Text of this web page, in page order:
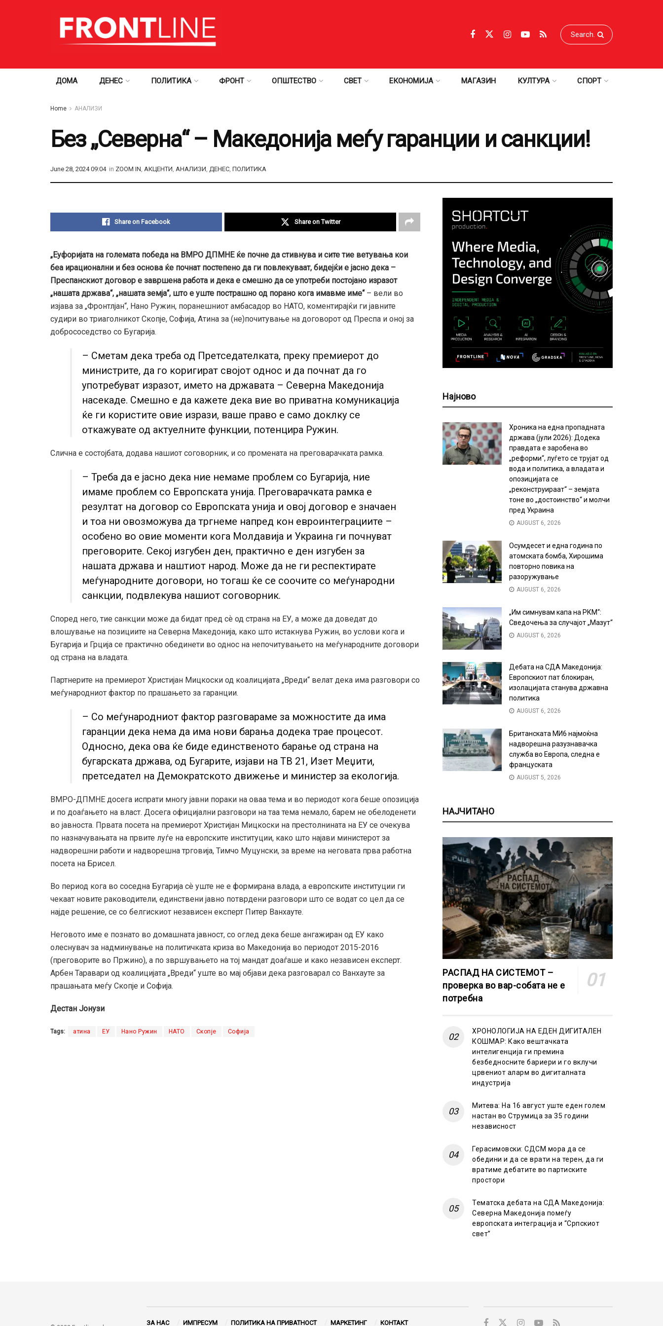
ДОМА ДЕНЕС ПОЛИТИКА ФРОНТ ОПШТЕСТВО СВЕТ ЕКОНОМИЈА МАГАЗИН КУЛТУРА СПОРТ
Home АНАЛИЗИ
Без „Северна“ – Македонија меѓу гаранции и санкции!
June 28, 2024 09:04 in ZOOM IN, АКЦЕНТИ, АНАЛИЗИ, ДЕНЕС, ПОЛИТИКА
Share on Facebook Share on Twitter
„Еуфоријата на големата победа на ВМРО ДПМНЕ ќе почне да стивнува и сите тие ветувања кои
беа ирационални и без основа ќе почнат постепено да ги повлекуваат, бидејќи е јасно дека –
Преспанскиот договор е завршена работа и дека е смешно да се употреби постојано изразот
„нашата држава“, „нашата земја“, што е уште пострашно од порано кога имавме име“ – вели во
изјава за „Фронтлјан“, Нано Ружин, поранешниот амбасадор во НАТО, коментирајќи ги јавните
судири во триаголникот Скопје, Софија, Атина за (не)почитување на договорот од Преспа и оној за
добрососедство со Бугарија.
– Сметам дека треба од Претседателката, преку премиерот до
министрите, да го коригират својот однос и да почнат да го
употребуват изразот, името на државата – Северна Македонија
насекаде. Смешно е да кажете дека вие во приватна комуникација
ќе ги користите овие изрази, ваше право е само доклку се
откажувате од актуелните функции, потенцира Ружин.
Слична е состојбата, додава нашиот соговорник, и со промената на преговарачката рамка.
– Треба да е јасно дека ние немаме проблем со Бугарија, ние
имаме проблем со Европската унија. Преговарачката рамка е
резултат на договор со Европската унија и овој договор е значаен
и тоа ни овозможува да тргнеме напред кон евроинтеграциите –
особено во овие моменти кога Молдавија и Украина ги почнуват
преговорите. Секој изгубен ден, практично е ден изгубен за
нашата држава и наштиот народ. Може да не ги респектирате
меѓународните договори, но тогаш ќе се соочите со меѓународни
санкции, подвлекува нашиот соговорник.
Според него, тие санкции може да бидат пред сѐ од страна на ЕУ, а може да доведат до
влошување на позициите на Северна Македонија, како што истакнува Ружин, во услови кога и
Бугарија и Грција се практично обединети во однос на непочитувањето на меѓународните договори
од страна на владата.
Партнерите на премиерот Христијан Мицкоски од коалицијата „Вреди“ велат дека има разговори со
меѓународниот фактор по прашањето за гаранции.
– Со меѓународниот фактор разговараме за можностите да има
гаранции дека нема да има нови барања додека трае процесот.
Односно, дека ова ќе биде единственото барање од страна на
бугарската држава, од Бугарите, изјави на ТВ 21, Изет Меџити,
претседател на Демократското движење и министер за екологија.
ВМРО-ДПМНЕ досега испрати многу јавни пораки на оваа тема и во периодот кога беше опозиција
и по доаѓањето на власт. Досега официјални разговори на таа тема немало, барем не обелоденети
во јавноста. Првата посета на премиерот Христијан Мицкоски на престолнината на ЕУ се очекува
по назначувањата на првите луѓе на европските институции, како што најави министерот за
надворешни работи и надворешна трговија, Тимчо Муцунски, за време на неговата прва работна
посета на Брисел.
Во период кога во соседна Бугарија сѐ уште не е формирана влада, а европските институции ги
чекаат новите раководители, единствени јавно потврдени разговори што се водат со цел да се
најде решение, се со белгискиот независен експерт Питер Ванхауте.
Неговото име е познато во домашната јавност, со оглед дека беше ангажиран од ЕУ како
олеснувач за надминување на политичката криза во Македонија во периодот 2015-2016
(преговoрите во Пржино), а по звршувањето на тој мандат доаѓаше и како независен експерт.
Арбен Таравари од коалицијата „Вреди“ уште во мај објави дека разговарал со Ванхауте за
прашањата меѓу Скопје и Софија.
Дестан Јонузи
Tags: атина ЕУ Нано Ружин НАТО Скопје Софија
Најново
Хроника на една пропадната
држава (јули 2026): Додека
правдата е заробена во
„реформи“, луѓето се трујат од
вода и политика, а владата и
опозицијата се
„реконструираат“ – земјата
тоне во „достоинство“ и молчи
пред Украина
AUGUST 6, 2026
Осумдесет и една година по
атомската бомба, Хирошима
повторно повика на
разоружување
AUGUST 6, 2026
„Им симнувам капа на РКМ“:
Сведочења за случајот „Мазут“
AUGUST 6, 2026
Дебата на СДА Македонија:
Европскиот пат блокиран,
изолацијата станува државна
политика
AUGUST 6, 2026
Британската МИ6 најмоќна
надворешна разузнавачка
служба во Европа, следна е
француската
AUGUST 5, 2026
НАЈЧИТАНО
РАСПАД НА СИСТЕМОТ –
проверка во вар-собата не е
потребна
ХРОНОЛОГИЈА НА ЕДЕН ДИГИТАЛЕН
КОШМАР: Како вештачката
интелигенција ги премина
безбедносните бариери и го вклучи
црвениот аларм во дигиталната
индустрија
Митева: На 16 август уште еден голем
настан во Струмица за 35 години
независност
Герасимовски: СДСМ мора да се
обедини и да се врати на терен, да ги
вратиме дебатите во партиските
простори
Тематска дебата на СДА Македонија:
Северна Македонија помеѓу
европската интеграција и “Српскиот
свет”
ЗА НАС ИМПРЕСУМ ПОЛИТИКА НА ПРИВАТНОСТ МАРКЕТИНГ КОНТАКТ